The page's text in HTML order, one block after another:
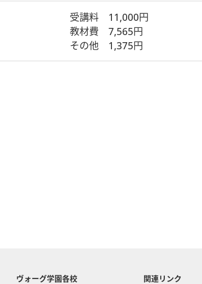
受講料 11,000円
教材費7,565円
その他 1,375円
ヴォーグ学園各校 関連リンク